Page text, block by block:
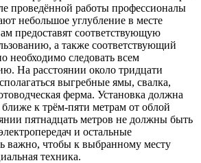
проведённой работы профессионалы
небольшое углубление в месте
предоставят соответствующую
а также соответствующий
необходимо следовать всем
На расстоянии около тридцати
выгребные ямы, свалка,
ферма. Установка должна
к трём-пяти метрам от облой
пятнадцать метров не должны быть
и остальные
важно, чтобы к выбранному месту
техника.